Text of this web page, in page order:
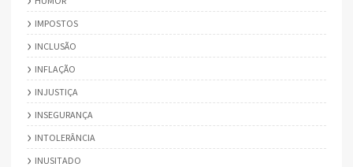
IMPOSTOS
INCLUSÃO
INFLAÇÃO
INJUSTIÇA
INSEGURANÇA
INTOLERÂNCIA
INUSITADO